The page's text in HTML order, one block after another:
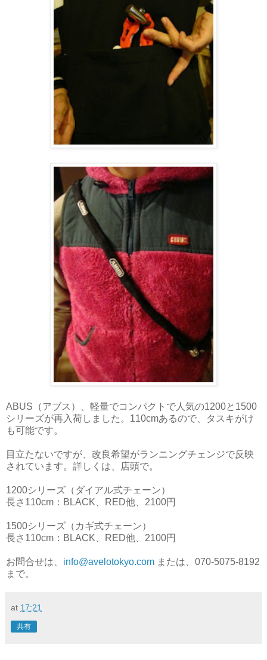
ABUS（アブス）、軽量でコンパクトで人気の1200と1500
シリーズが再入荷しました。110cmあるので、タスキがけ
も可能です。
目立たないですが、改良希望がランニングチェンジで反映
されています。詳しくは、店頭で。
1200シリーズ（ダイアル式チェーン）
長さ110cm：BLACK、RED他、2100円
1500シリーズ（カギ式チェーン）
長さ110cm：BLACK、RED他、2100円
お問合せは、 info@avelotokyo.com または、070-5075-8192
まで。
at 17:21
共有